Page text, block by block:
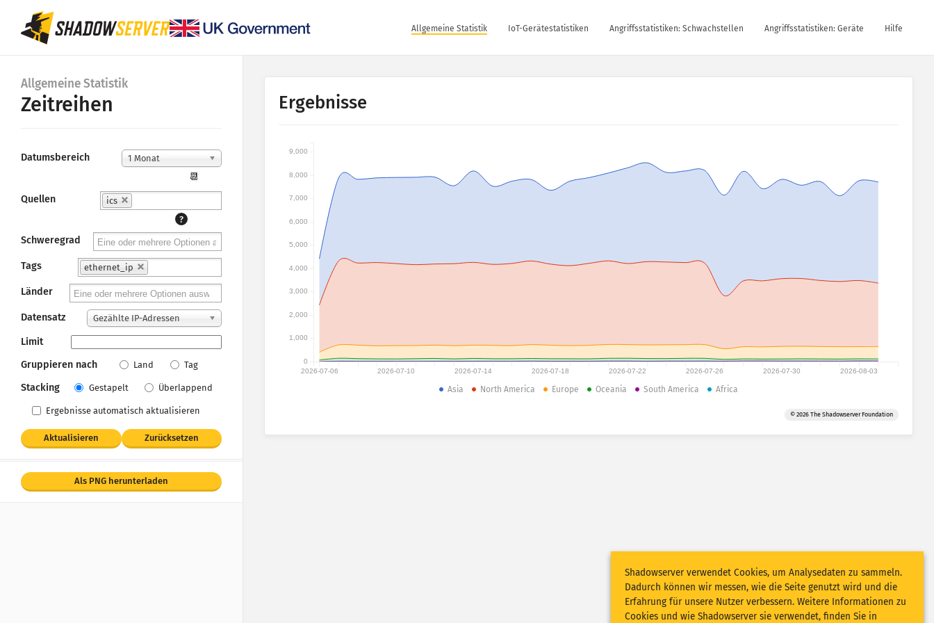
Allgemeine Statistik IoT-Gerätestatistiken Angriffsstatistiken: Schwachstellen Angriffsstatistiken: Geräte Hilfe
Allgemeine Statistik
Zeitreihen
Datumsbereich 1 Monat
📆
Quellen
ics
?
Schweregrad
Tags ethernet_ip
Länder
Datensatz Gezählte IP-Adressen
Limit
Gruppieren nach
Land Tag
Stacking Gestapelt Überlappend
Ergebnisse automatisch aktualisieren
Aktualisieren Zurücksetzen
Als PNG herunterladen
Ergebnisse
2026-07-06 2026-07-10 2026-07-14 2026-07-18 2026-07-22 2026-07-26 2026-07-30 2026-08-03
0
1,000
2,000
3,000
4,000
5,000
6,000
7,000
8,000
9,000
Asia North America Europe Oceania South America Africa
© 2026 The Shadowserver Foundation
Shadowserver verwendet Cookies, um Analysedaten zu sammeln.
Dadurch können wir messen, wie die Seite genutzt wird und die
Erfahrung für unsere Nutzer verbessern. Weitere Informationen zu
Cookies und wie Shadowserver sie verwendet, finden Sie in